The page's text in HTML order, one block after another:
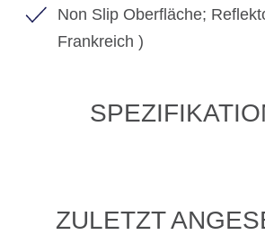
Non Slip Oberfläche;
Frankreich )
ZULETZT